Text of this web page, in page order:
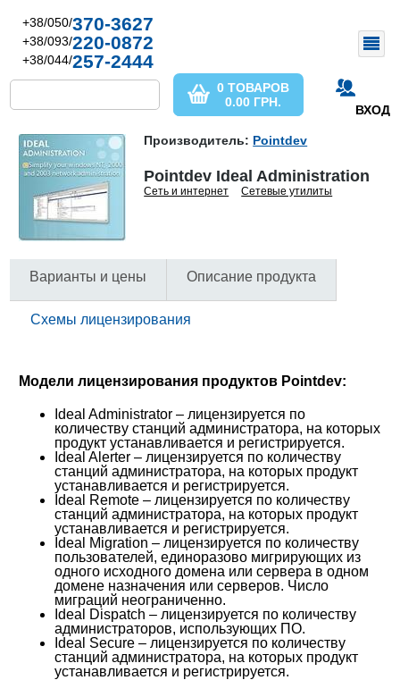
+38/050/370-3627
+38/093/220-0872
+38/044/257-2444
ВХОД
0 ТОВАРОВ
0.00 ГРН.
Производитель: Pointdev
Pointdev Ideal Administration
Сеть и интернет Сетевые утилиты
Варианты и цены Описание продукта
Схемы лицензирования
Модели лицензирования продуктов Pointdev:
Ideal Administrator – лицензируется по
количеству станций администратора, на которых
продукт устанавливается и регистрируется.
Ideal Alerter – лицензируется по количеству
станций администратора, на которых продукт
устанавливается и регистрируется.
Ideal Remote – лицензируется по количеству
станций администратора, на которых продукт
устанавливается и регистрируется.
Ideal Migration – лицензируется по количеству
пользователей, единоразово мигрирующих из
одного исходного домена или сервера в одном
домене назначения или серверов. Число
миграций неограниченно.
Ideal Dispatch – лицензируется по количеству
администраторов, использующих ПО.
Ideal Secure – лицензируется по количеству
станций администратора, на которых продукт
устанавливается и регистрируется.